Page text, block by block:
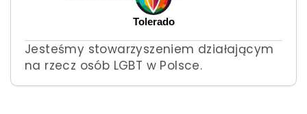
Tolerado
Jesteśmy stowarzyszeniem działającym
na rzecz osób LGBT w Polsce.